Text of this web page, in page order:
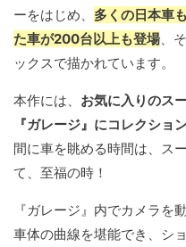
ーをはじめ、 多くの日本車
た車が200台以上も登場、
ックスで描かれています。
本作には、 お気に入りのス
『ガレージ』にコレクショ
間に車を眺める時間は、ス
て、至福の時！
『ガレージ』内でカメラを
車体の曲線を堪能でき、シ